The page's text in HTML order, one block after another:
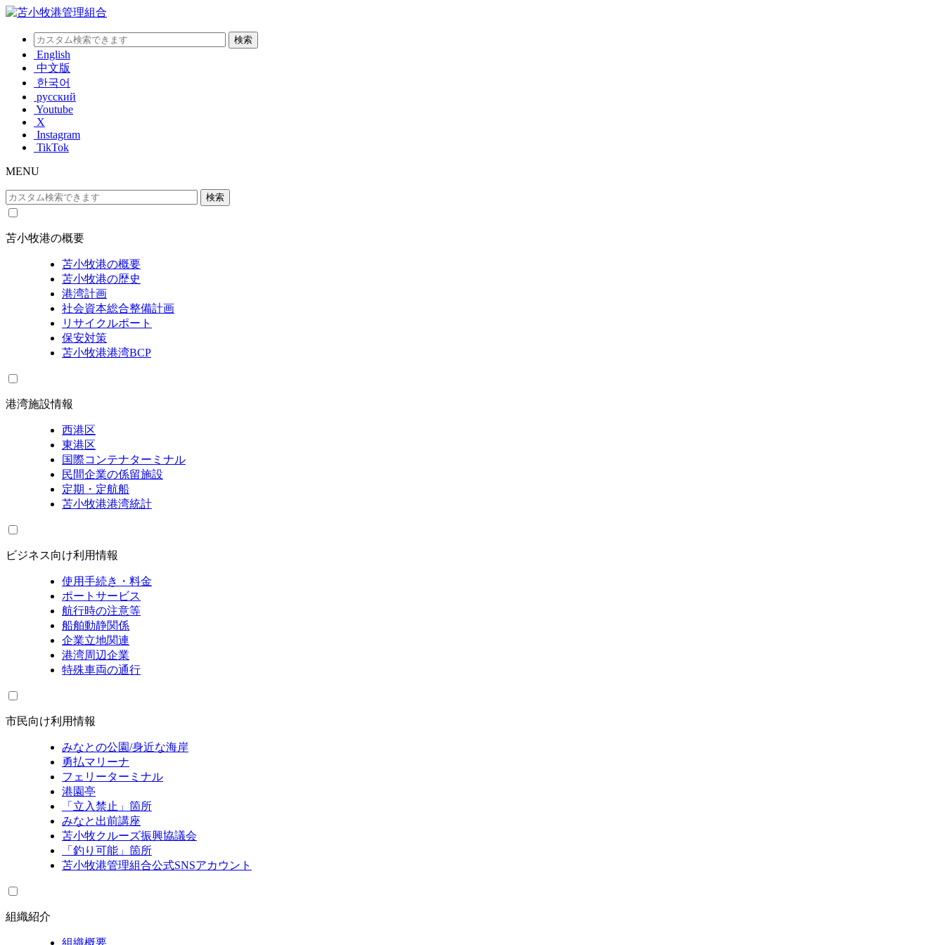
English
中文版
한국어
русский
Youtube
X
Instagram
TikTok
MENU
苫小牧港の概要
苫小牧港の概要
苫小牧港の歴史
港湾計画
社会資本総合整備計画
リサイクルポート
保安対策
苫小牧港港湾BCP
港湾施設情報
西港区
東港区
国際コンテナターミナル
民間企業の係留施設
定期・定航船
苫小牧港港湾統計
ビジネス向け利用情報
使用手続き・料金
ポートサービス
航行時の注意等
船舶動静関係
企業立地関連
港湾周辺企業
特殊車両の通行
市民向け利用情報
みなとの公園/身近な海岸
勇払マリーナ
フェリーターミナル
港園亭
「立入禁止」箇所
みなと出前講座
苫小牧クルーズ振興協議会
「釣り可能」箇所
苫小牧港管理組合公式SNSアカウント
組織紹介
組織概要